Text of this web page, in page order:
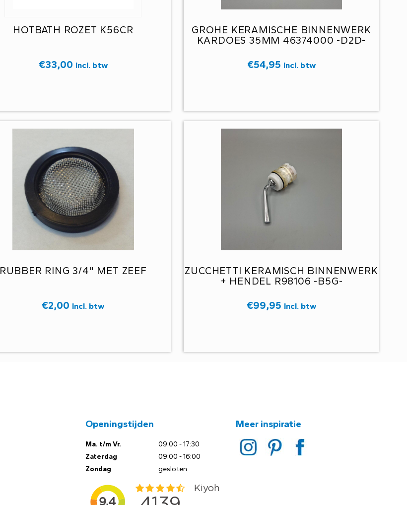
HOTBATH ROZET K56CR
€33,00 Incl. btw
GROHE KERAMISCHE BINNENWERK
KARDOES 35MM 46374000 -D2D-
€54,95 Incl. btw
RUBBER RING 3/4" MET ZEEF
€2,00 Incl. btw
ZUCCHETTI KERAMISCH BINNENWERK
+ HENDEL R98106 -B5G-
€99,95 Incl. btw
Openingstijden
Ma. t/m Vr.
Zaterdag
Zondag
09:00 - 17:30
09:00 - 16:00
gesloten
Meer inspiratie